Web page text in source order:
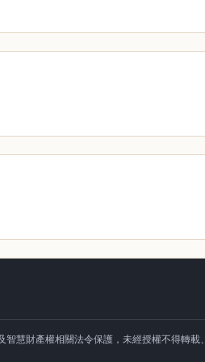
慧財產權相關法令保護，未經授權不得轉載